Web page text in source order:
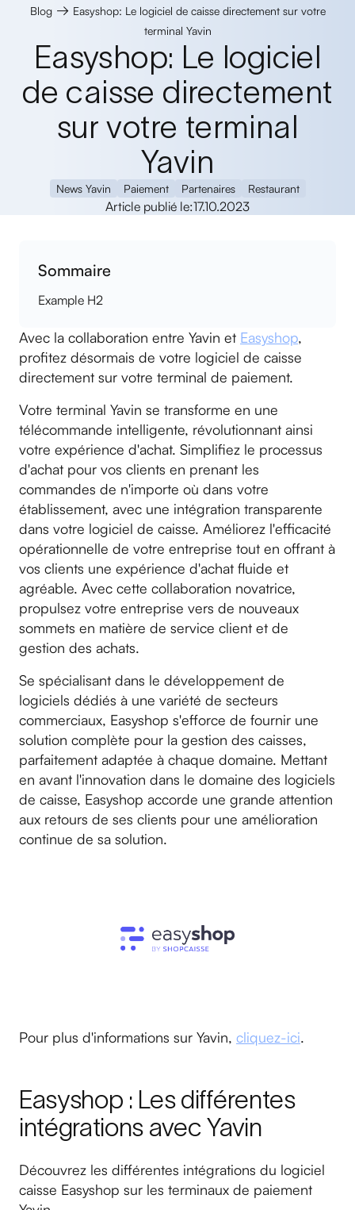
Blog→ Easyshop: Le logiciel de caisse directement sur votre
terminal Yavin
Easyshop: Le logiciel
de caisse directement
sur votre terminal
Yavin
News Yavin Paiement Partenaires Restaurant
Article publié le:17.10.2023
Sommaire
Example H2
Avec la collaboration entre Yavin et Easyshop,
profitez désormais de votre logiciel de caisse
directement sur votre terminal de paiement.
Votre terminal Yavin se transforme en une
télécommande intelligente, révolutionnant ainsi
votre expérience d'achat. Simplifiez le processus
d'achat pour vos clients en prenant les
commandes de n'importe où dans votre
établissement, avec une intégration transparente
dans votre logiciel de caisse. Améliorez l'efficacité
opérationnelle de votre entreprise tout en offrant à
vos clients une expérience d'achat fluide et
agréable. Avec cette collaboration novatrice,
propulsez votre entreprise vers de nouveaux
sommets en matière de service client et de
gestion des achats.
Se spécialisant dans le développement de
logiciels dédiés à une variété de secteurs
commerciaux, Easyshop s'efforce de fournir une
solution complète pour la gestion des caisses,
parfaitement adaptée à chaque domaine. Mettant
en avant l'innovation dans le domaine des logiciels
de caisse, Easyshop accorde une grande attention
aux retours de ses clients pour une amélioration
continue de sa solution.
Pour plus d'informations sur Yavin, cliquez-ici.
Easyshop : Les différentes
intégrations avec Yavin
Découvrez les différentes intégrations du logiciel
caisse Easyshop sur les terminaux de paiement